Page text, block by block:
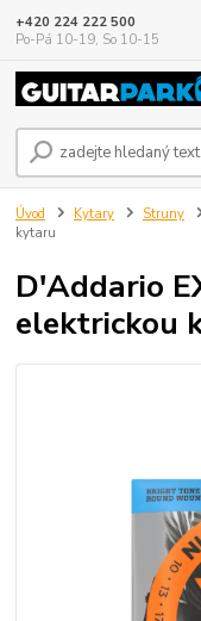
+420 224 222 500
Po-Pá 10-19, So 10-15
Úvod Kytary Struny
kytaru
D'Addario
elektrickou